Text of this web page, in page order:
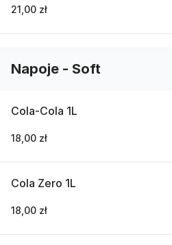
21,00 zł
Napoje - Soft
Cola-Cola 1L
18,00 zł
Cola Zero 1L
18,00 zł